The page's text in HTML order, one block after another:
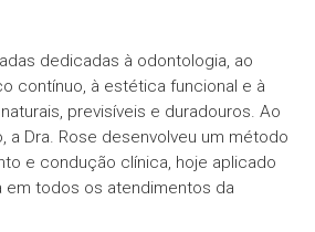
dedicadas à odontologia, ao
contínuo, à estética funcional e à
previsíveis e duradouros. Ao
a Dra. Rose desenvolveu um método
e condução clínica, hoje aplicado
em todos os atendimentos da